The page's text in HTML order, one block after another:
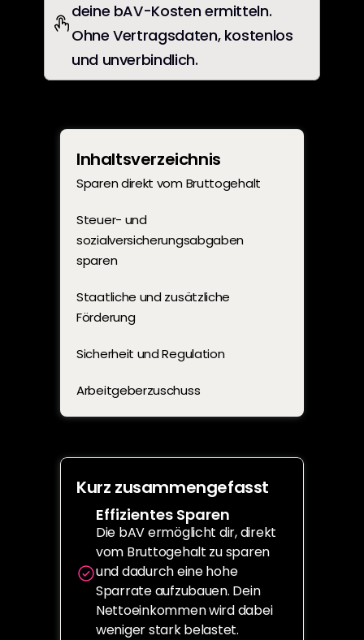
deine bAV-Kosten ermitteln.
Ohne Vertragsdaten, kostenlos
und unverbindlich.
Inhaltsverzeichnis
Sparen direkt vom Bruttogehalt
Steuer- und
sozialversicherungsabgaben
sparen
Staatliche und zusätzliche
Förderung
Sicherheit und Regulation
Arbeitgeberzuschuss
Kurz zusammengefasst
Effizientes Sparen
Die bAV ermöglicht dir, direkt
vom Bruttogehalt zu sparen
und dadurch eine hohe
Sparrate aufzubauen. Dein
Nettoeinkommen wird dabei
weniger stark belastet.